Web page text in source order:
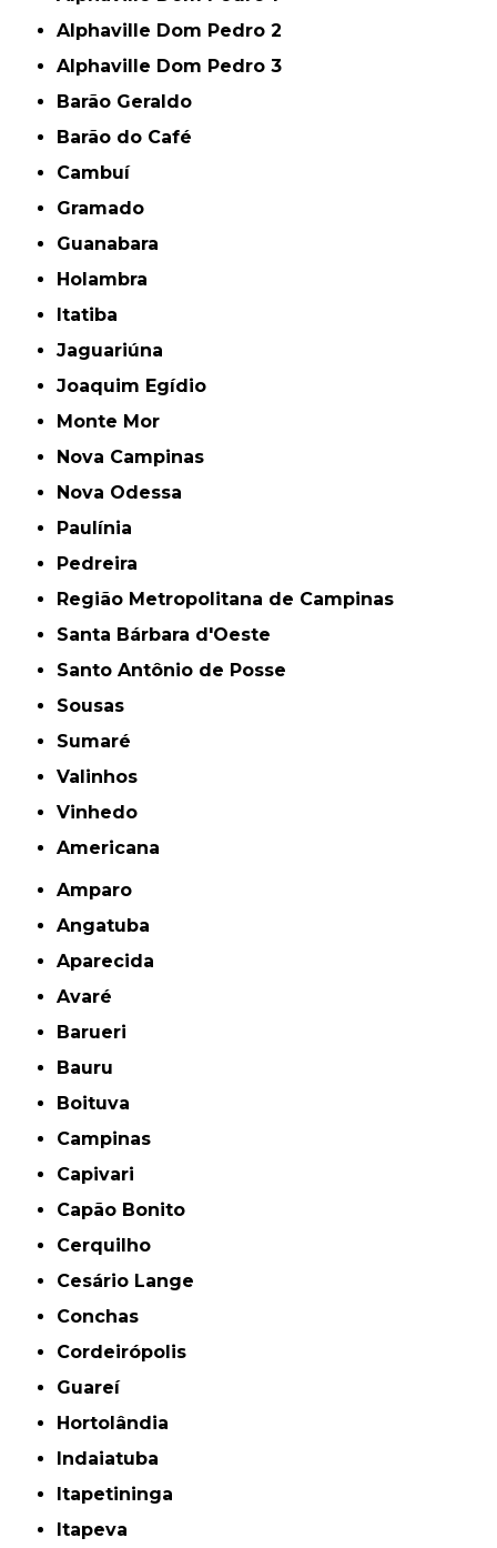
Alphaville Dom Pedro 2
Alphaville Dom Pedro 3
Barão Geraldo
Barão do Café
Cambuí
Gramado
Guanabara
Holambra
Itatiba
Jaguariúna
Joaquim Egídio
Monte Mor
Nova Campinas
Nova Odessa
Paulínia
Pedreira
Região Metropolitana de Campinas
Santa Bárbara d'Oeste
Santo Antônio de Posse
Sousas
Sumaré
Valinhos
Vinhedo
americana
Amparo
Angatuba
Aparecida
Avaré
Barueri
Bauru
Boituva
Campinas
Capivari
Capão Bonito
Cerquilho
Cesário Lange
Conchas
Cordeirópolis
Guareí
Hortolândia
Indaiatuba
Itapetininga
Itapeva